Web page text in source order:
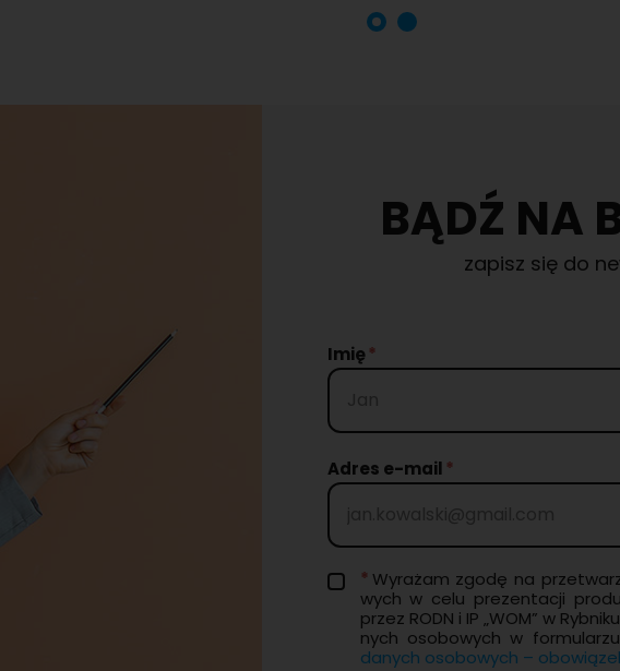
BĄDŹ NA
zapisz się do
Imię
Adres e-mail
Wy­ra­żam zgodę na
wych w celu pre­zen­ta­cji
przez RODN i IP „WOM” w
nych oso­bo­wych w
da­nych oso­bo­wych –